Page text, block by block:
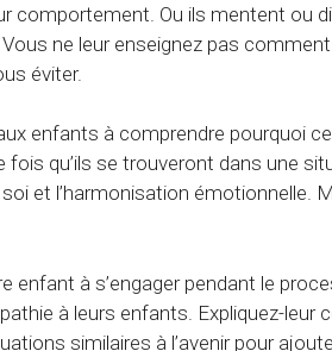
comportement. Ou ils mentent ou
ne leur enseignez pas
éviter.
enfants à comprendre pourquoi
fois qu’ils se trouveront dans une
et l’harmonisation émotionnelle.
enfant à s’engager pendant le
à leurs enfants. Expliquez-leur
similaires à l’avenir pour